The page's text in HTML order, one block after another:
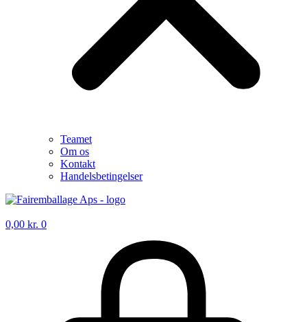
Teamet
Om os
Kontakt
Handelsbetingelser
0,00 kr. 0